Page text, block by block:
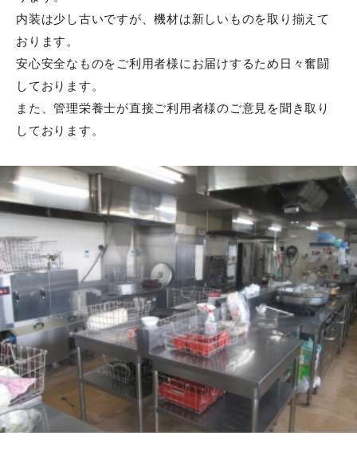
内装は少し古いですが、機材は新しいものを取り揃えて
おります。
安心安全なものをご利用者様にお届けするため日々奮闘
しております。
また、管理栄養士が直接ご利用者様のご意見を聞き取り
しております。